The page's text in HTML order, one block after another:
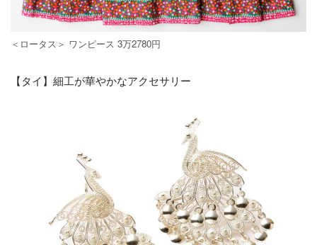
＜ロータス＞ ワンピース 3万2780円
【タイ】細工が華やかなアクセサリー